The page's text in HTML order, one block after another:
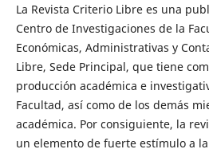
La Revista Criterio Libre es una
Centro de Investigaciones de la
Económicas, Administrativas y
Libre, Sede Principal, que tiene
producción académica e
Facultad, así como de los demás
académica. Por consiguiente, la
un elemento de fuerte estímulo a